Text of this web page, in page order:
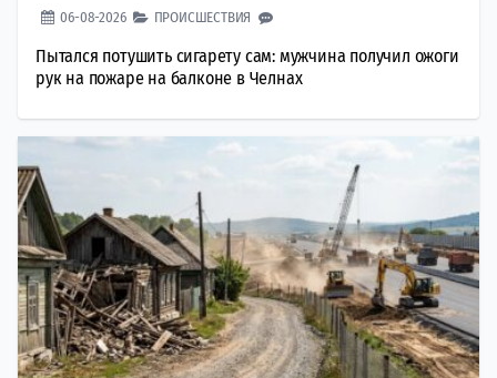
06-08-2026 ПРОИСШЕСТВИЯ
Пытался потушить сигарету сам: мужчина получил ожоги
рук на пожаре на балконе в Челнах